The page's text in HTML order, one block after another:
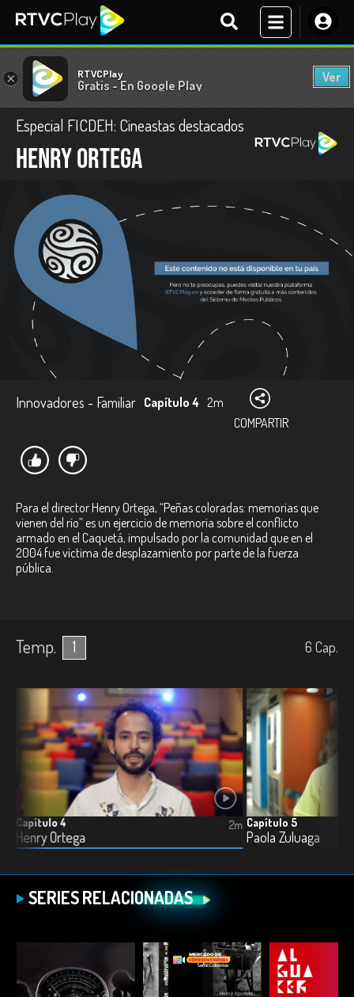
× RTVCPlay
Gratis - En Google Play
Ver
Especial FICDEH: Cineastas destacados
Henry Ortega
Innovadores - Familiar Capítulo 4 2m
COMPARTIR
Para el director Henry Ortega, “Peñas coloradas: memorias que
vienen del río” es un ejercicio de memoria sobre el conflicto
armado en el Caquetá, impulsado por la comunidad que en el
2004 fue víctima de desplazamiento por parte de la fuerza
pública.
Temp. 1 6 Cap.
Capítulo 4
Henry Ortega
2m Capítulo 5
Paola Zuluaga
SERIES RELACIONADAS